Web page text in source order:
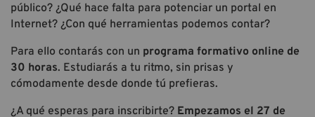
público? ¿Qué hace falta para potenciar un portal en
Internet? ¿Con qué herramientas podemos contar?
Para ello contarás con un programa formativo online de
30 horas. Estudiarás a tu ritmo, sin prisas y
cómodamente desde donde tú prefieras.
¿A qué esperas para inscribirte? Empezamos el 27 de